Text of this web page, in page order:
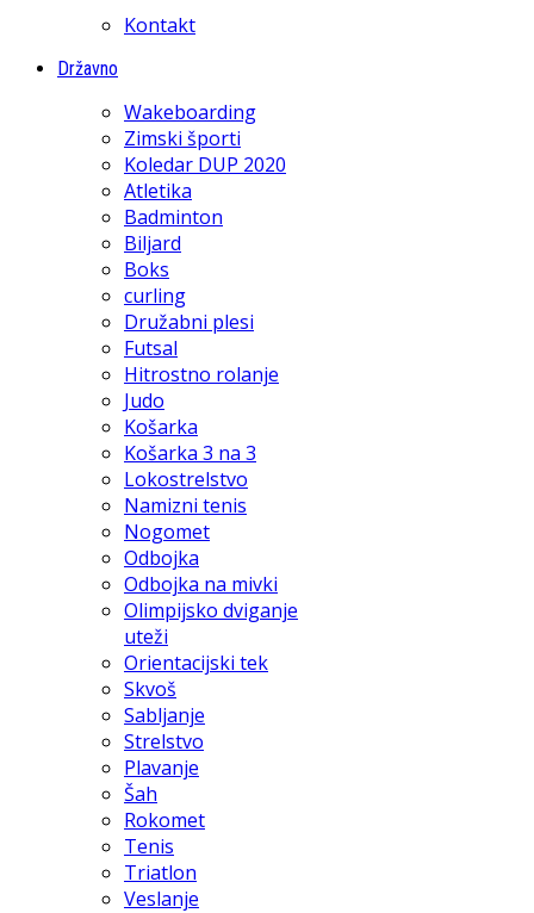
Kontakt
Državno
Wakeboarding
Zimski športi
Koledar DUP 2020
Atletika
Badminton
Biljard
Boks
curling
Družabni plesi
Futsal
Hitrostno rolanje
Judo
Košarka
Košarka 3 na 3
Lokostrelstvo
Namizni tenis
Nogomet
Odbojka
Odbojka na mivki
Olimpijsko dviganje
uteži
Orientacijski tek
Skvoš
Sabljanje
Strelstvo
Plavanje
Šah
Rokomet
Tenis
Triatlon
Veslanje